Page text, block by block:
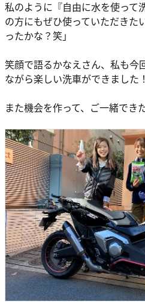
私のように『自由に水を使って
の方にもぜひ使っていただきた
ったかな？笑」
笑顔で語るかなえさん、私も今
ながら楽しい洗車ができました！
また機会を作って、ご一緒でき